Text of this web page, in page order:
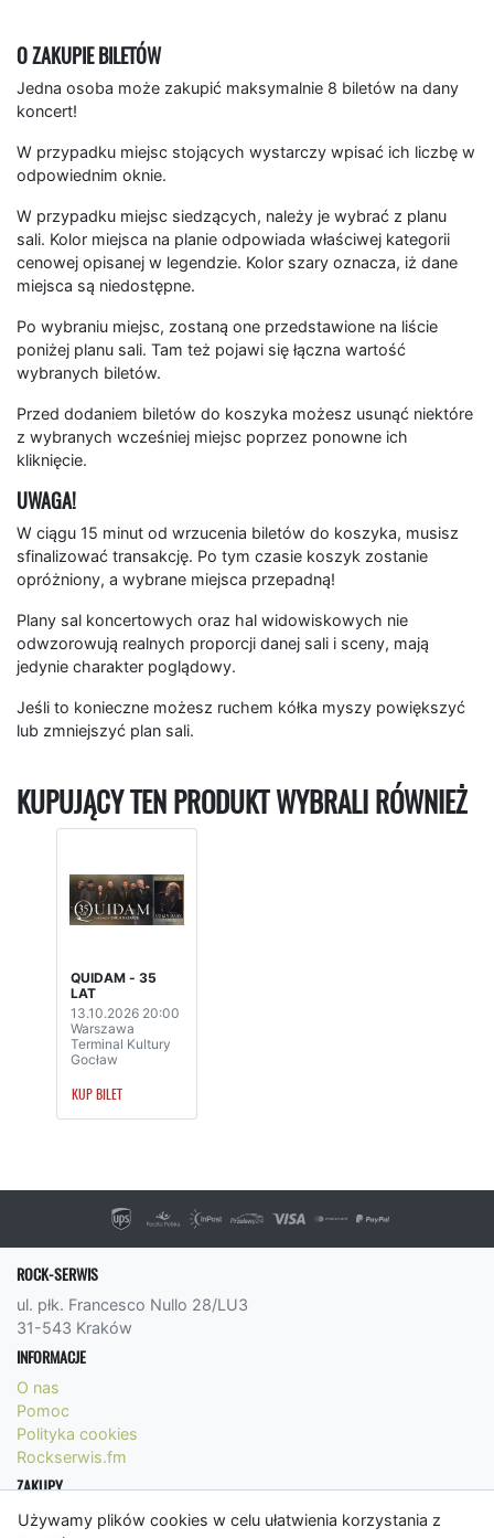
Używamy plików cookies w celu ułatwienia korzystania z
O ZAKUPIE BILETÓW
Jedna osoba może zakupić maksymalnie 8 biletów na dany
koncert!
W przypadku miejsc stojących wystarczy wpisać ich liczbę w
odpowiednim oknie.
W przypadku miejsc siedzących, należy je wybrać z planu
sali. Kolor miejsca na planie odpowiada właściwej kategorii
cenowej opisanej w legendzie. Kolor szary oznacza, iż dane
miejsca są niedostępne.
Po wybraniu miejsc, zostaną one przedstawione na liście
poniżej planu sali. Tam też pojawi się łączna wartość
wybranych biletów.
Przed dodaniem biletów do koszyka możesz usunąć niektóre
z wybranych wcześniej miejsc poprzez ponowne ich
kliknięcie.
UWAGA!
W ciągu 15 minut od wrzucenia biletów do koszyka, musisz
sfinalizować transakcję. Po tym czasie koszyk zostanie
opróżniony, a wybrane miejsca przepadną!
Plany sal koncertowych oraz hal widowiskowych nie
odwzorowują realnych proporcji danej sali i sceny, mają
jedynie charakter poglądowy.
Jeśli to konieczne możesz ruchem kółka myszy powiększyć
lub zmniejszyć plan sali.
KUPUJĄCY TEN PRODUKT WYBRALI RÓWNIEŻ
QUIDAM - 35
LAT
13.10.2026 20:00
Warszawa
Terminal Kultury
Gocław
KUP BILET
ROCK-SERWIS
ul. płk. Francesco Nullo 28/LU3
31-543 Kraków
INFORMACJE
O nas
Pomoc
Polityka cookies
Rockserwis.fm
ZAKUPY
Formy płatności